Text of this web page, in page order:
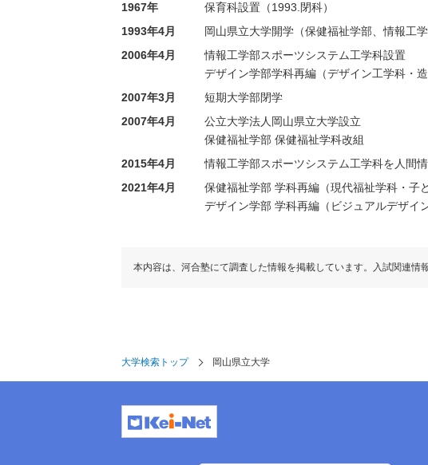
1967年
保育科設置（1993.閉科）
1993年4月
岡山県立大学開学（保健福祉学部、情報工
2006年4月
情報工学部スポーツシステム工学科設置
デザイン学部学科再編（デザイン工学科・
2007年3月
短期大学部閉学
2007年4月
公立大学法人岡山県立大学設立
保健福祉学部 保健福祉学科改組
2015年4月
情報工学部スポーツシステム工学科を人間
2021年4月
保健福祉学部 学科再編（現代福祉学科・子
デザイン学部 学科再編（ビジュアルデザイ
本内容は、河合塾にて調査した情報を掲載しています。入試関連情
大学検索トップ 岡山県立大学